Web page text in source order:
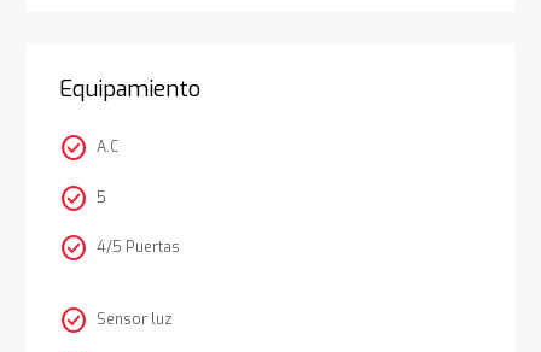
Equipamiento
check_circle A.C
check_circle 5
check_circle 4/5 Puertas
check_circle Sensor luz